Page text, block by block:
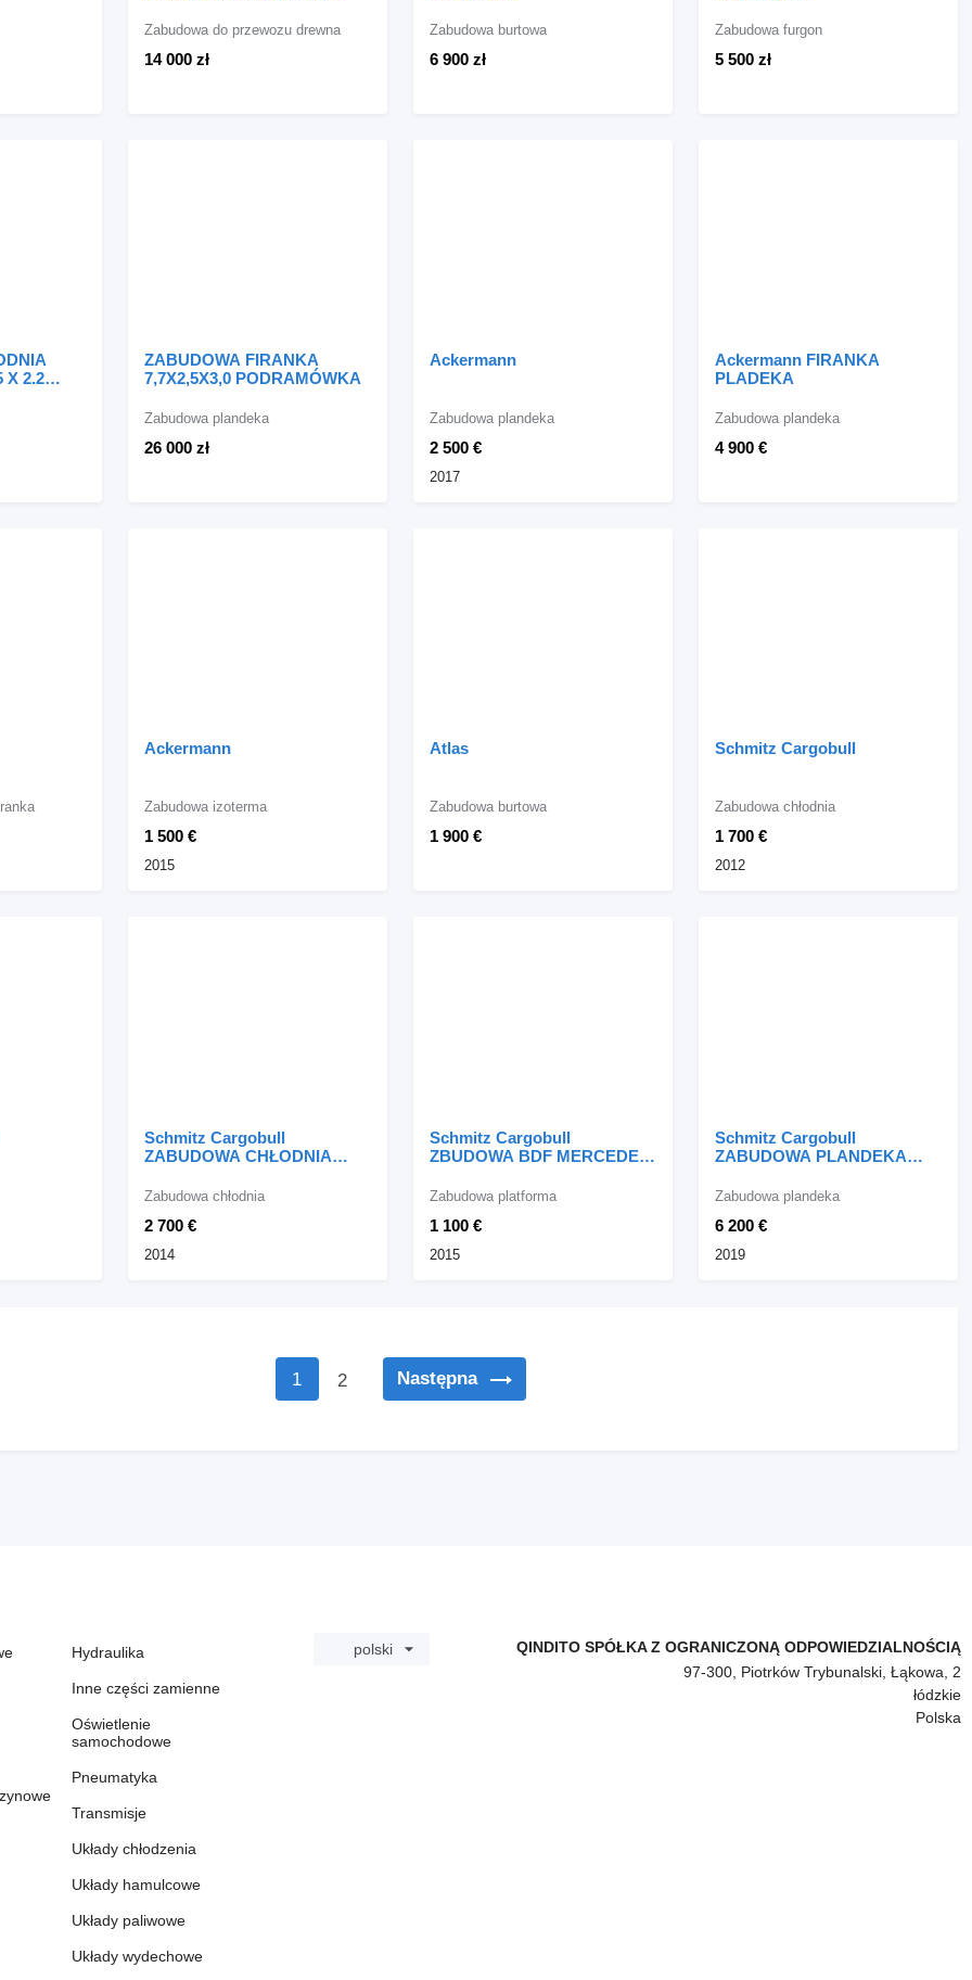
KUNICE
14 000 zł
Zabudowa do przewozu drewna
6 900 zł
Zabudowa burtowa
5 500 zł
Zabudowa furgon
X 2.2
ZABUDOWA FIRANKA
7,7X2,5X3,0 PODRAMÓWKA
26 000 zł
Zabudowa plandeka
Ackermann
2 500 €
Zabudowa plandeka
2017
Ackermann FIRANKA
PLADEKA
4 900 €
Zabudowa plandeka
Ackermann
1 500 €
Zabudowa izoterma
2015
Atlas
1 900 €
Zabudowa burtowa
Schmitz Cargobull
1 700 €
Zabudowa chłodnia
2012
Schmitz Cargobull
ZABUDOWA CHŁODNIA
2 700 €
Zabudowa chłodnia
2014
Schmitz Cargobull
ZBUDOWA BDF MERCEDES
1 100 €
Zabudowa platforma
2015
Schmitz Cargobull
ZABUDOWA PLANDEKA
6 200 €
Zabudowa plandeka
2019
1 2 Następna
polski
QINDITO SPÓŁKA Z OGRANICZONĄ ODPOWIEDZIALNOŚCIĄ
97-300, Piotrków Trybunalski, Łąkowa, 2
łódzkie
Polska
Hydraulika
Inne części zamienne
Oświetlenie
samochodowe
Pneumatyka
Transmisje
Układy chłodzenia
Układy hamulcowe
Układy paliwowe
Układy wydechowe